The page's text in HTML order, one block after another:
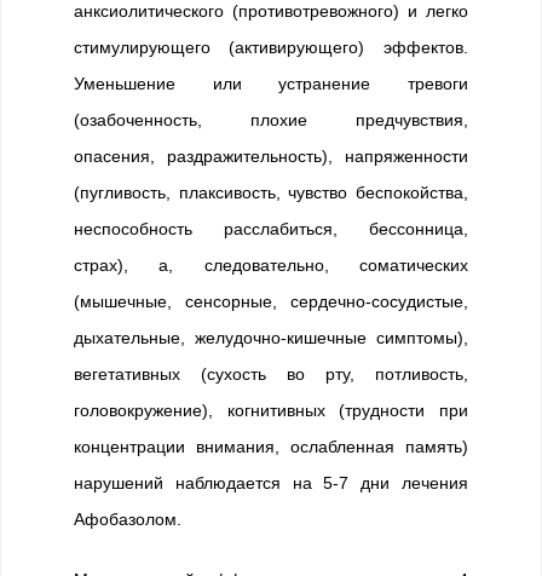
анксиолитического (противотревожного) и легко
стимулирующего (активирующего) эффектов.
Уменьшение или устранение тревоги
(озабоченность, плохие предчувствия,
опасения, раздражительность), напряженности
(пугливость, плаксивость, чувство беспокойства,
неспособность расслабиться, бессонница,
страх), а, следовательно, соматических
(мышечные, сенсорные, сердечно-сосудистые,
дыхательные, желудочно-кишечные симптомы),
вегетативных (сухость во рту, потливость,
головокружение), когнитивных (трудности при
концентрации внимания, ослабленная память)
нарушений наблюдается на 5-7 дни лечения
Афобазолом.